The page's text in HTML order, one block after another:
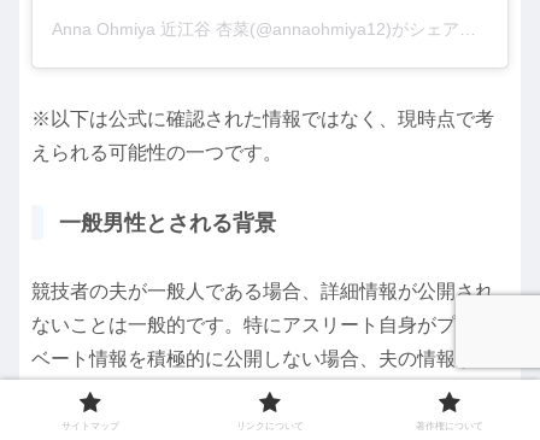
Anna Ohmiya 近江谷 杏菜(@annaohmiya12)がシェアした投稿
※以下は公式に確認された情報ではなく、現時点で考
えられる可能性の一つです。
一般男性とされる背景
競技者の夫が一般人である場合、詳細情報が公開され
ないことは一般的です。特にアスリート自身がプライ
ベート情報を積極的に公開しない場合、夫の情報が出
回らない傾向があります。
サイトマップ リンクについて 著作権について